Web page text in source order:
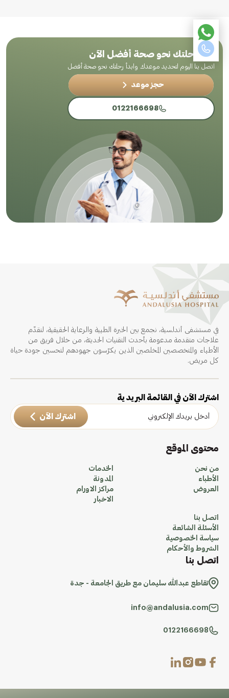
ابدأ رحلتك نحو صحة أفضل الآن
اتصل بنا اليوم لتحديد موعدك وابدأ رحلتك نحو صحة أفضل
حجز موعد
0122166698
في مستشفى أندلسية، نجمع بين الخبرة الطبية والرعاية الحقيقية، لنقدّم
علاجات متقدمة مدعومة بأحدث التقنيات الحديثة، من خلال فريق من
الأطباء والمتخصصين المخلصين الذين يكرّسون جهودهم لتحسين جودة حياة
كل مريض.
اشترك الآن في القائمة البريدية
اشترك الآن
محتوى الموقع
من نحن
الأطباء
العروض
الخدمات
المدونة
مراكز الاورام
الاخبار
اتصل بنا
الأسئلة الشائعة
سياسة الخصوصية
الشروط والأحكام
اتصل بنا
تقاطع عبدالله سليمان مع طريق الجامعة - جدة
info@andalusia.com
0122166698